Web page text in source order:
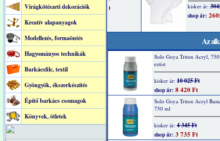
Virágkötészeti dekorációk
Kreatív alapanyagok
Modellezés, formaöntés
Hagyományos technikák
Barkácsfilc, textil
Gyöngyök, ékszerkészítés
Építő barkács csomagok
Könyvek, ötletek
Az
Solo Goya Triton Acryl,
ezüst
kisker ár: 10 025 Ft
shop ár: 8 420 Ft
Solo Goya Triton Acryl
750 ml
kisker ár: 4 345 Ft
shop ár: 3 735 Ft